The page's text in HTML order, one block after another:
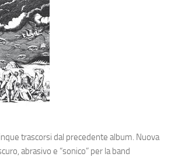
trascorsi dal precedente album. Nuova
abrasivo e “sonico” per la band